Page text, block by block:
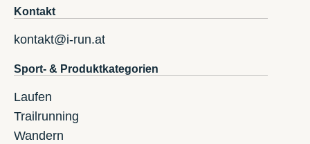
Kontakt
kontakt@i-run.at
Sport- & Produktkategorien
Laufen
Trailrunning
Wandern